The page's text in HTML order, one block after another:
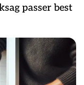
passer best